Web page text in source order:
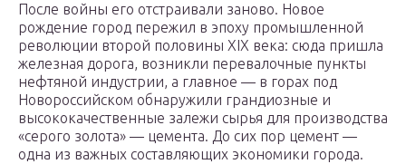
После войны его отстраивали заново. Новое
рождение город пережил в эпоху промышленной
революции второй половины XIX века: сюда пришла
железная дорога, возникли перевалочные пункты
нефтяной индустрии, а главное — в горах под
Новороссийском обнаружили грандиозные и
высококачественные залежи сырья для производства
«серого золота» — цемента. До сих пор цемент —
одна из важных составляющих экономики города.